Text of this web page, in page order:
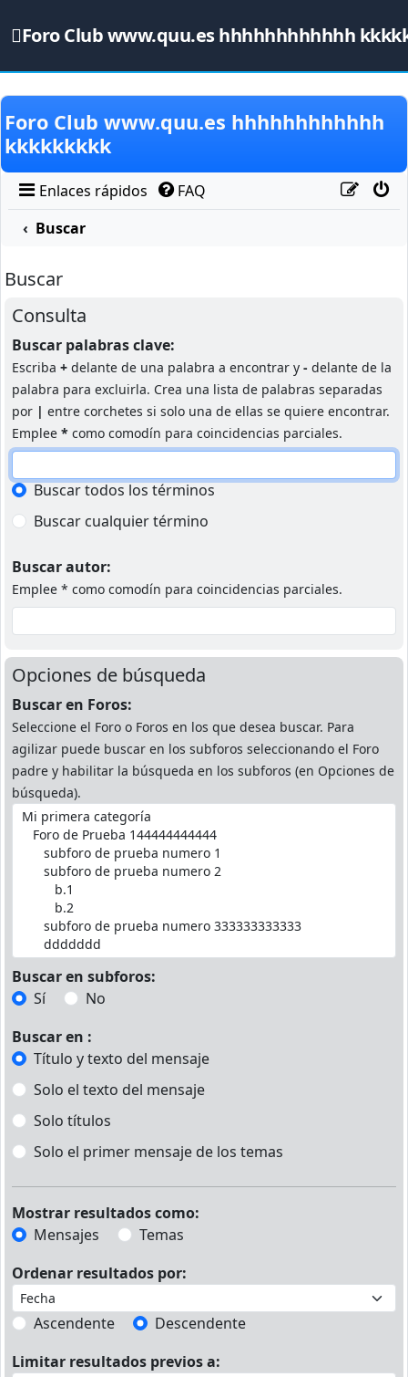
Foro Club www.quu.es hhhhhhhhhhhh
Obviar
Foro Club www.quu.es hhhhhhhhhhhh
kkkkkkkkk
Enlaces rápidos
FAQ
Buscar
Buscar
Consulta
Buscar palabras clave:
Escriba + delante de una palabra a encontrar y - delante de la
palabra para excluirla. Crea una lista de palabras separadas
por | entre corchetes si solo una de ellas se quiere encontrar.
Emplee * como comodín para coincidencias parciales.
Buscar todos los términos
Buscar cualquier término
Buscar autor:
Emplee * como comodín para coincidencias parciales.
Opciones de búsqueda
Buscar en Foros:
Seleccione el Foro o Foros en los que desea buscar. Para
agilizar puede buscar en los subforos seleccionando el Foro
padre y habilitar la búsqueda en los subforos (en Opciones de
búsqueda).
Buscar en subforos:
Sí
No
Buscar en :
Título y texto del mensaje
Solo el texto del mensaje
Solo títulos
Solo el primer mensaje de los temas
Mostrar resultados como:
Mensajes
Temas
Ordenar resultados por:
Ascendente
Descendente
Limitar resultados previos a: